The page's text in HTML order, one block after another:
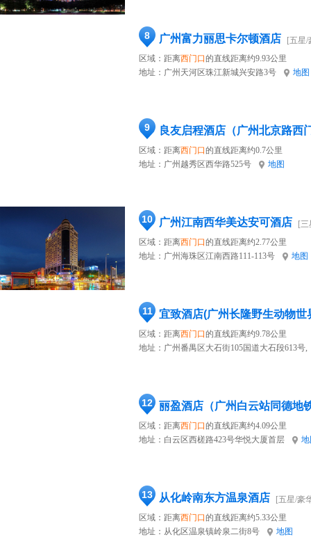
8 广州富力丽思卡尔顿酒店
[五星/
区域：距离西门口的直线距离约9.93公里
地址： 广州天河区珠江新城兴安路3号 地图
9 良友启程酒店（广州北京路西
区域：距离西门口的直线距离约0.7公里
地址： 广州越秀区西华路525号 地图
10 广州江南西华美达安可酒店
[
区域：距离西门口的直线距离约2.77公里
地址： 广州海珠区江南西路111-113号 地图
11 宜致酒店(广州长隆野生动物世
区域：距离西门口的直线距离约9.78公里
地址： 广州番禺区大石街105国道大石段613号,
12 丽盈酒店（广州白云站同德地
区域：距离西门口的直线距离约4.09公里
地址： 白云区西槎路423号华悦大厦首层
13 从化岭南东方温泉酒店
[五星/豪
区域：距离西门口的直线距离约5.33公里
地址： 从化区温泉镇岭泉二街8号 地图